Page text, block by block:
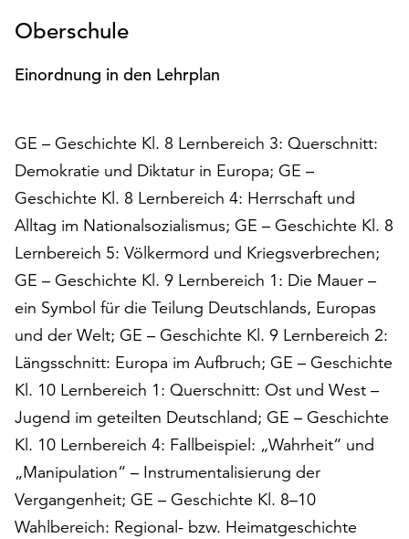
Ende
Seite
„Cookie-
zur
Verfügung.
Funktionale
Cookies
werden
auch
ohne
Einverständnis
weiterhin
ausgeführt.
Möchten
Sie
die
verwendeten
Cookies
anpassen,
Oberschule
Einordnung in den Lehrplan
GE – Geschichte Kl. 8 Lernbereich 3: Querschnitt:
Demokratie und Diktatur in Europa; GE –
Geschichte Kl. 8 Lernbereich 4: Herrschaft und
Alltag im Nationalsozialismus; GE – Geschichte Kl. 8
Lernbereich 5: Völkermord und Kriegsverbrechen;
GE – Geschichte Kl. 9 Lernbereich 1: Die Mauer –
ein Symbol für die Teilung Deutschlands, Europas
und der Welt; GE – Geschichte Kl. 9 Lernbereich 2:
Längsschnitt: Europa im Aufbruch; GE – Geschichte
Kl. 10 Lernbereich 1: Querschnitt: Ost und West –
Jugend im geteilten Deutschland; GE – Geschichte
Kl. 10 Lernbereich 4: Fallbeispiel: „Wahrheit“ und
„Manipulation“ – Instrumentalisierung der
Vergangenheit; GE – Geschichte Kl. 8–10
Wahlbereich: Regional- bzw. Heimatgeschichte